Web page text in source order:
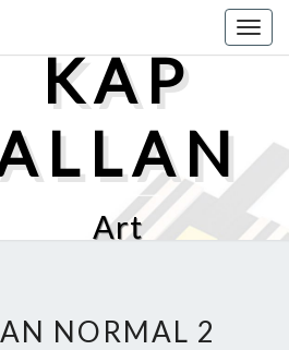
KAP
Art
NORMAL 2